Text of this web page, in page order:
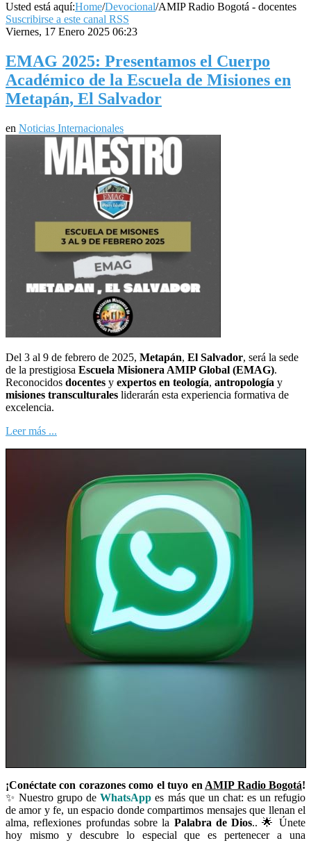
Usted está aquí:Home/Devocional/AMIP Radio Bogotá - docentes
Suscribirse a este canal RSS
Viernes, 17 Enero 2025 06:23
EMAG 2025: Presentamos el Cuerpo
Académico de la Escuela de Misiones en
Metapán, El Salvador
en Noticias Internacionales
Del 3 al 9 de febrero de 2025, Metapán, El Salvador, será la sede
de la prestigiosa Escuela Misionera AMIP Global (EMAG).
Reconocidos docentes y expertos en teología, antropología y
misiones transculturales liderarán esta experiencia formativa de
excelencia.
Leer más ...
¡Conéctate con corazones como el tuyo en AMIP Radio Bogotá!
✨ Nuestro grupo deWhatsApp es más que un chat: es un refugio
de amor y fe, un espacio donde compartimos mensajes que llenan el
alma, reflexiones profundas sobre la Palabra de Dios.. 🌟 Únete
hoy mismo y descubre lo especial que es pertenecer a una